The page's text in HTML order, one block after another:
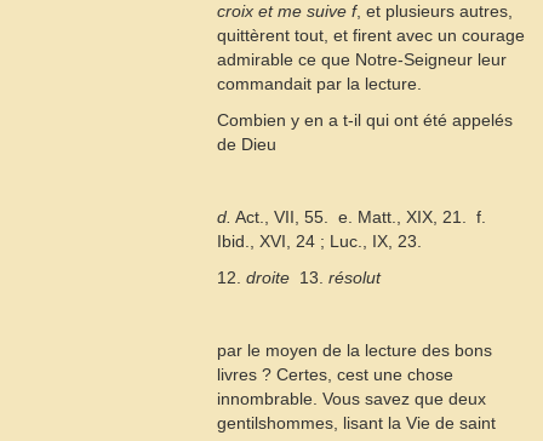
croix et me suive f, et plusieurs autres,
quittèrent tout, et firent avec un courage
admirable ce que Notre-Seigneur leur
commandait par la lecture.
Combien y en a t-il qui ont été appelés
de Dieu
d. Act., VII, 55.  e. Matt., XIX, 21.  f.
Ibid., XVI, 24 ; Luc., IX, 23.
12. droite  13. résolut
par le moyen de la lecture des bons
livres ? Certes, cest une chose
innombrable. Vous savez que deux
gentilshommes, lisant la Vie de saint